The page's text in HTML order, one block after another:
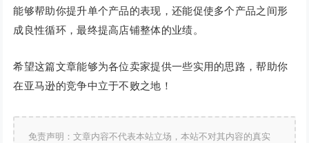
能够帮助你提升单个产品的表现，还能促使多个产品之间形
成良性循环，最终提高店铺整体的业绩。
希望这篇文章能够为各位卖家提供一些实用的思路，帮助你
在亚马逊的竞争中立于不败之地！
免责声明：文章内容不代表本站立场，本站不对其内容的真实